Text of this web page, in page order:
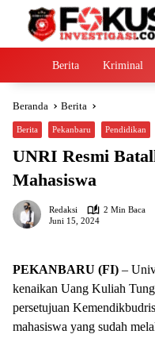
Langsung
HomeBerita Kriminal
Beranda Berita
Berita Pekanbaru Pendidikan
UNRI Resmi
Mahasiswa
Redaksi
2 Min Baca
Juni 15, 2024
PEKANBARU (FI) –
kenaikan Uang Kuliah
persetujuan
mahasiswa yang sudah